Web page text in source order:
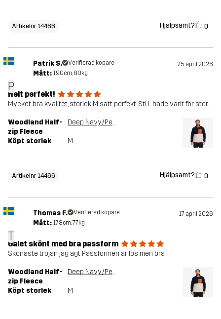
Artikelnr 14466 Hjälpsamt? 0
P
Patrik S. Verifierad köpare 25 april 2026
Mått: 190cm, 80kg
Helt perfekt!
Mycket bra kvalitet, storlek M satt perfekt. Stl L hade varit för stor.
Woodland Half-
zip Fleece
Deep Navy/Peyote
Köpt storlek M
Artikelnr 14466 Hjälpsamt? 0
T
Thomas F. Verifierad köpare 17 april 2026
Mått: 178cm, 77kg
Galet skönt med bra passform
Skönaste tröjan jag ägt Passformen är lös men bra
Woodland Half-
zip Fleece
Deep Navy/Peyote
Köpt storlek M